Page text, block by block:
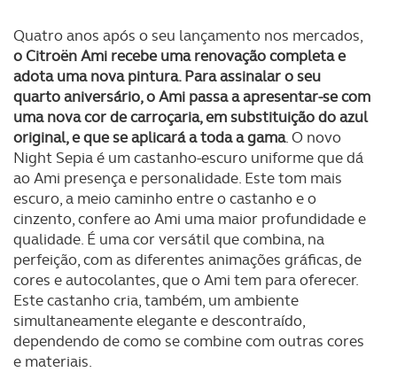
Quatro anos após o seu lançamento nos mercados,
o Citroën Ami recebe uma renovação completa e
adota uma nova pintura. Para assinalar o seu
quarto aniversário, o Ami passa a apresentar-se com
uma nova cor de carroçaria, em substituição do azul
original, e que se aplicará a toda a gama. O novo
Night Sepia é um castanho-escuro uniforme que dá
ao Ami presença e personalidade. Este tom mais
escuro, a meio caminho entre o castanho e o
cinzento, confere ao Ami uma maior profundidade e
qualidade. É uma cor versátil que combina, na
perfeição, com as diferentes animações gráficas, de
cores e autocolantes, que o Ami tem para oferecer.
Este castanho cria, também, um ambiente
simultaneamente elegante e descontraído,
dependendo de como se combine com outras cores
e materiais.